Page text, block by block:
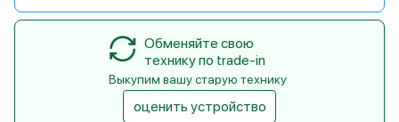
Обменяйте свою
технику по trade-in
Выкупим вашу старую технику
оценить устройство